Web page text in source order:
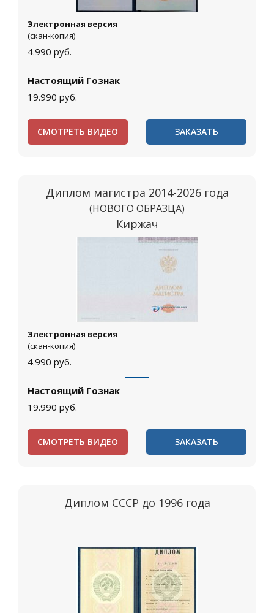
Электронная версия
(скан-копия)
4.990 руб.
Настоящий Гознак
19.990 руб.
СМОТРЕТЬ ВИДЕО ЗАКАЗАТЬ
Диплом магистра 2014-2026 года
(НОВОГО ОБРАЗЦА)
Киржач
Электронная версия
(скан-копия)
4.990 руб.
Настоящий Гознак
19.990 руб.
СМОТРЕТЬ ВИДЕО ЗАКАЗАТЬ
Диплом СССР до 1996 года